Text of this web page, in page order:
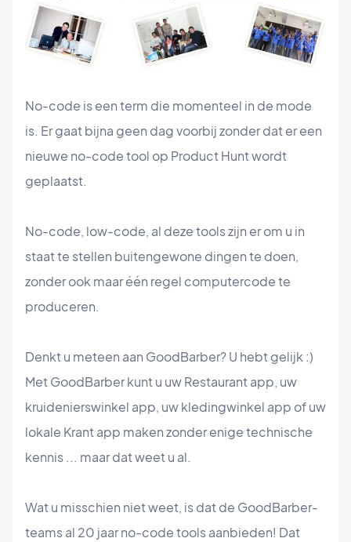
No-code is een term die momenteel in de mode
is. Er gaat bijna geen dag voorbij zonder dat er een
nieuwe no-code tool op Product Hunt wordt
geplaatst.
No-code, low-code, al deze tools zijn er om u in
staat te stellen buitengewone dingen te doen,
zonder ook maar één regel computercode te
produceren.
Denkt u meteen aan GoodBarber? U hebt gelijk :)
Met GoodBarber kunt u uw Restaurant app, uw
kruidenierswinkel app, uw kledingwinkel app of uw
lokale Krant app maken zonder enige technische
kennis ... maar dat weet u al.
Wat u misschien niet weet, is dat de GoodBarber-
teams al 20 jaar no-code tools aanbieden! Dat